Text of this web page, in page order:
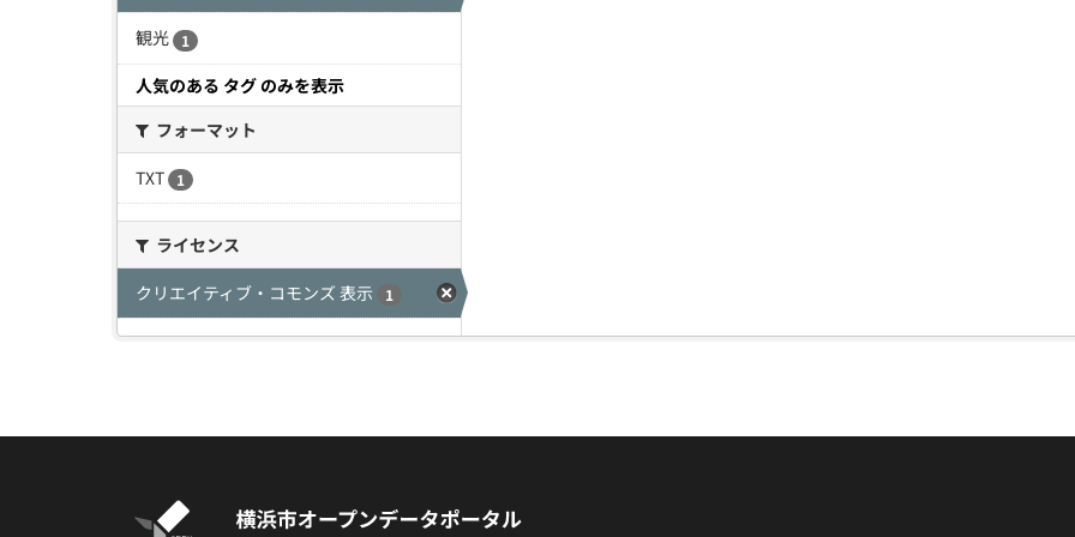
観光 1
人気のある タグ のみを表示
フォーマット
TXT
1
ライセンス
クリエイティブ・コモンズ 表示
1